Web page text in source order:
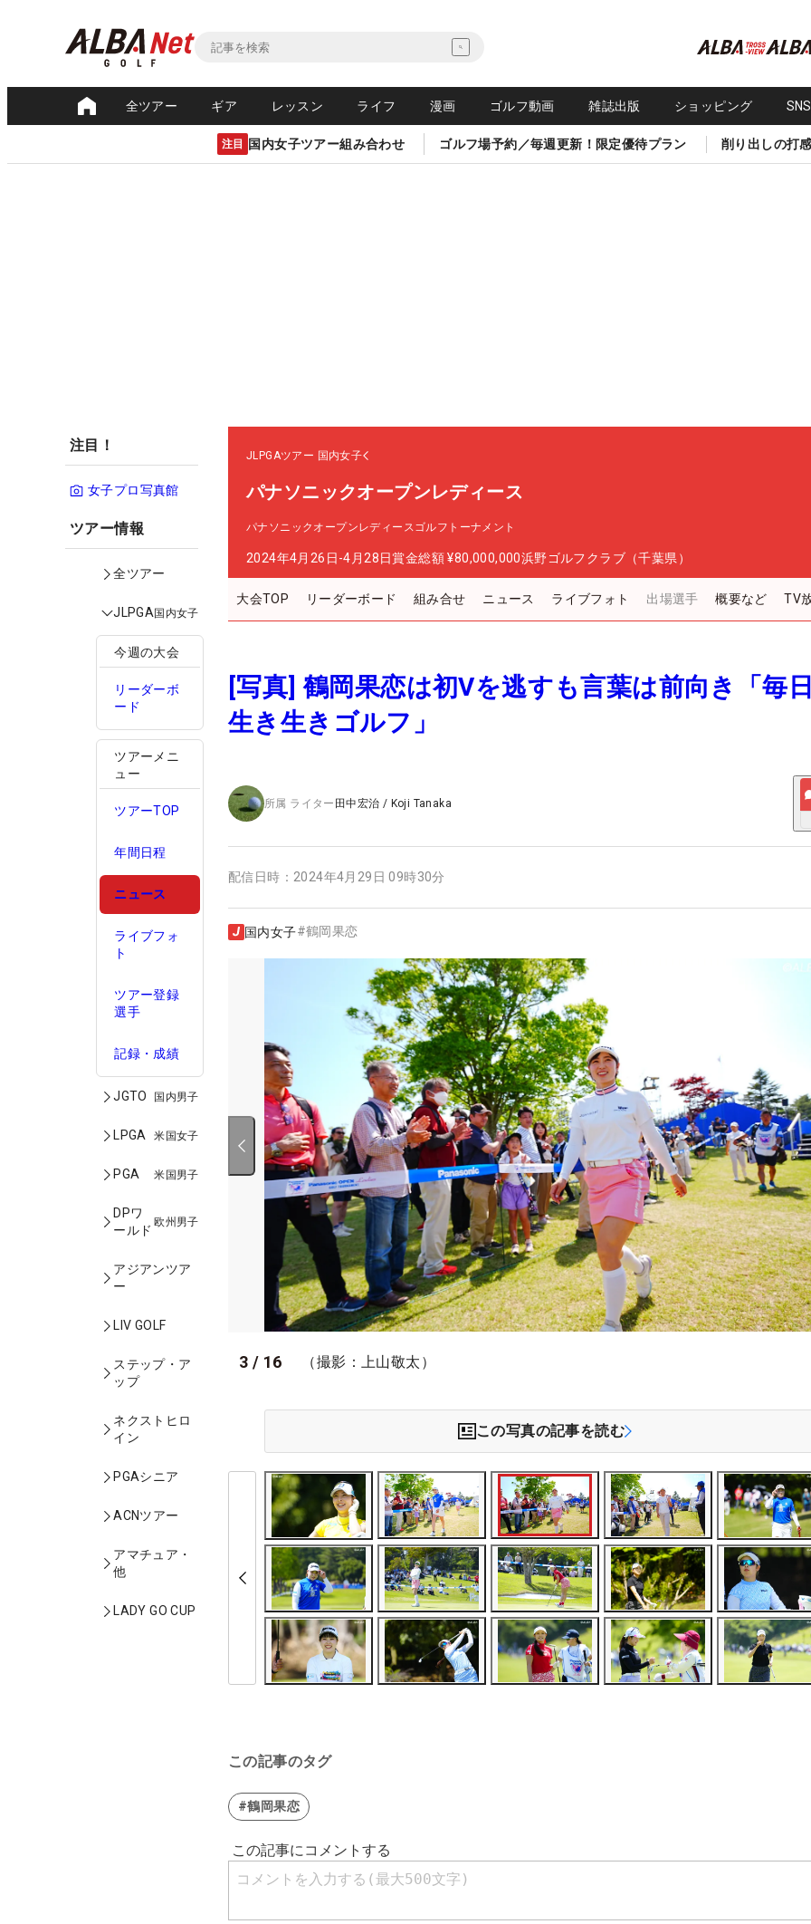
全ツアー ギア レッスン ライフ 漫画 ゴルフ動画 雑誌出版 ショッピング
注目 国内女子ツアー組み合わせ ゴルフ場予約／毎週更新！限定優待プラン 削り出しの打
注目！
女子プロ写真館
ツアー情報
全ツアー
JLPGA国内女子
今週の大会
リーダーボ
ード
ツアーメニ
ュー
ツアーTOP
年間日程
ニュース
ライブフォ
ト
ツアー登録
選手
記録・成績
JGTO 国内男子
LPGA 米国女子
PGA 米国男子
DPワ
ールド
欧州男子
アジアンツア
ー
LIV GOLF
ステップ・ア
ップ
ネクストヒロ
イン
PGAシニア
ACNツアー
アマチュア・
他
LADY GO CUP
JLPGAツアー 国内女子
パナソニックオープンレディース
パナソニックオープンレディースゴルフトーナメント
2024年4月26日-4月28日賞金総額 ¥80,000,000浜野ゴルフクラブ（千葉県）
大会TOP リーダーボード 組み合せ ニュース ライブフォト 出場選手 概要など TV
[写真] 鶴岡果恋は初Vを逃すも言葉は前向き「毎
生き生きゴルフ」
所属 ライター 田中宏治 / Koji Tanaka
配信日時： 2024年4月29日 09時30分
国内女子#鶴岡果恋
3 / 16 （撮影：上山敬太）
この写真の記事を読む
この記事のタグ
#鶴岡果恋